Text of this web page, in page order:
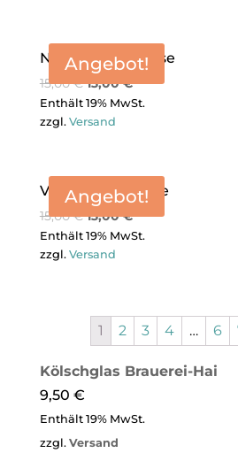
Angebot!
Nudel-Pudel-Tasse
15,00€ 13,00€
Enthält 19% MwSt.
zzgl. Versand
Angebot!
Vater-Kater-Tasse
15,00€ 13,00€
Enthält 19% MwSt.
zzgl. Versand
1 2 3 4 … 6
Kölschglas Brauerei-Hai
9,50 €
Enthält 19% MwSt.
zzgl. Versand